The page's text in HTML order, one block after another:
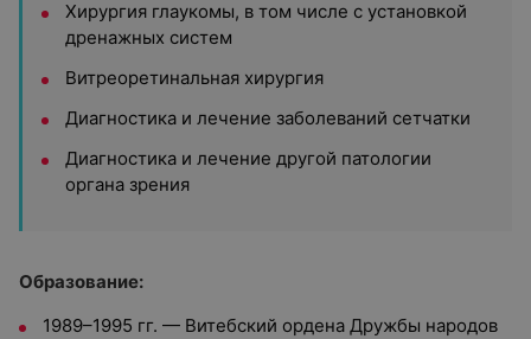
Хирургия глаукомы, в том числе с установкой
дренажных систем
Витреоретинальная хирургия
Диагностика и лечение заболеваний сетчатки
Диагностика и лечение другой патологии
органа зрения
Образование:
1989–1995 гг. — Витебский ордена Дружбы народов